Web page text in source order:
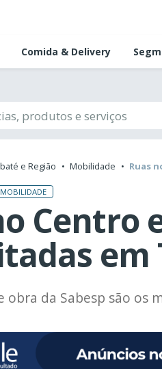
Comida & Delivery
e Região Mobilidade Ruas
MOBILIDADE
Centro
em
obra da Sabesp são os